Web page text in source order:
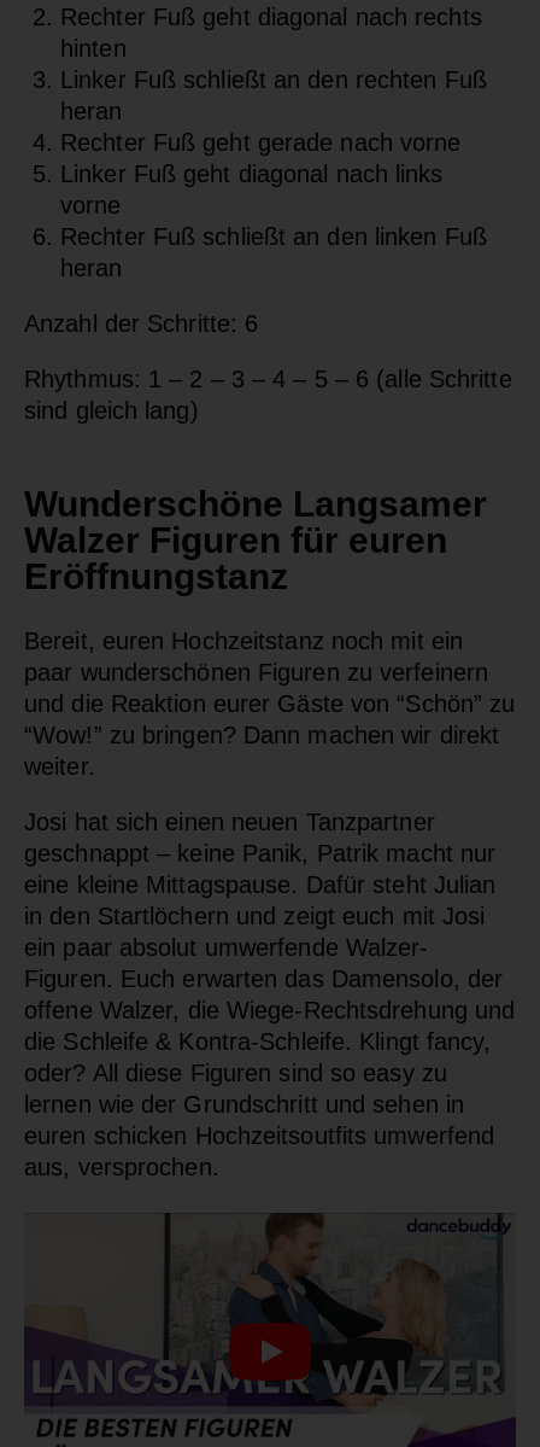
Rechter Fuß geht diagonal nach rechts
hinten
Linker Fuß schließt an den rechten Fuß
heran
Rechter Fuß geht gerade nach vorne
Linker Fuß geht diagonal nach links
vorne
Rechter Fuß schließt an den linken Fuß
heran
Anzahl der Schritte: 6
Rhythmus: 1 – 2 – 3 – 4 – 5 – 6 (alle Schritte
sind gleich lang)
Wunderschöne Langsamer
Walzer Figuren für euren
Eröffnungstanz
Bereit, euren Hochzeitstanz noch mit ein
paar wunderschönen Figuren zu verfeinern
und die Reaktion eurer Gäste von “Schön” zu
“Wow!” zu bringen? Dann machen wir direkt
weiter.
Josi hat sich einen neuen Tanzpartner
geschnappt – keine Panik, Patrik macht nur
eine kleine Mittagspause. Dafür steht Julian
in den Startlöchern und zeigt euch mit Josi
ein paar absolut umwerfende Walzer-
Figuren. Euch erwarten das Damensolo, der
offene Walzer, die Wiege-Rechtsdrehung und
die Schleife & Kontra-Schleife. Klingt fancy,
oder? All diese Figuren sind so easy zu
lernen wie der Grundschritt und sehen in
euren schicken Hochzeitsoutfits umwerfend
aus, versprochen.